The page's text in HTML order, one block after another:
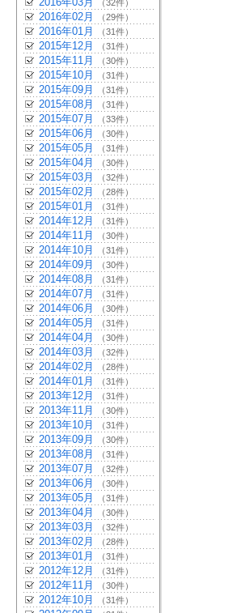
（32件）
2016年02月 （29件）
2016年01月 （31件）
2015年12月 （31件）
2015年11月 （30件）
2015年10月 （31件）
2015年09月 （31件）
2015年08月 （31件）
2015年07月 （33件）
2015年06月 （30件）
2015年05月 （31件）
2015年04月 （30件）
2015年03月 （32件）
2015年02月 （28件）
2015年01月 （31件）
2014年12月 （31件）
2014年11月 （30件）
2014年10月 （31件）
2014年09月 （30件）
2014年08月 （31件）
2014年07月 （31件）
2014年06月 （30件）
2014年05月 （31件）
2014年04月 （30件）
2014年03月 （32件）
2014年02月 （28件）
2014年01月 （31件）
2013年12月 （31件）
2013年11月 （30件）
2013年10月 （31件）
2013年09月 （30件）
2013年08月 （31件）
2013年07月 （32件）
2013年06月 （30件）
2013年05月 （31件）
2013年04月 （30件）
2013年03月 （32件）
2013年02月 （28件）
2013年01月 （31件）
2012年12月 （31件）
2012年11月 （30件）
2012年10月 （31件）